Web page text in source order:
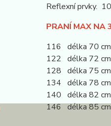
Reflexní prvky.
PRANÍ MAX NA
116 délka 70
122 délka 72
128 délka 75
134 délka 78
140 délka 82
146 délka 85